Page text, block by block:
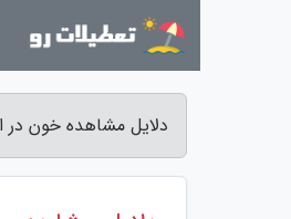
دلایل مشاهده خون در